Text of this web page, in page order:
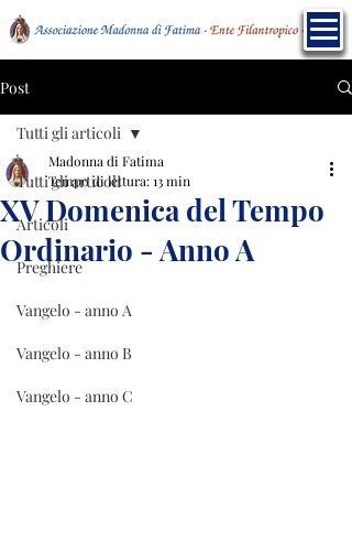
Post
Tutti gli articoli
Articoli
Preghiere
Vangelo - anno A
Vangelo - anno B
Vangelo - anno C
Tutti gli articoli
XV Domenica del Tempo
Ordinario - Anno A
Madonna di Fatima
Tempo di lettura: 13 min